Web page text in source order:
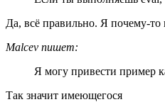
Да, всё правильно. Я почему-то
Malcev пишет:
Я могу привести пример
Так значит имеющегося